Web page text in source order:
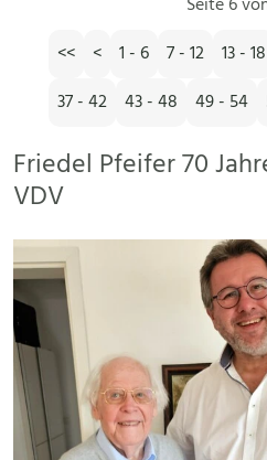
Seite 6
<<
< 1 - 6 7 - 12 13 - 18
37 - 42
43 - 48 49 - 54
Friedel Pfeifer 70
VDV